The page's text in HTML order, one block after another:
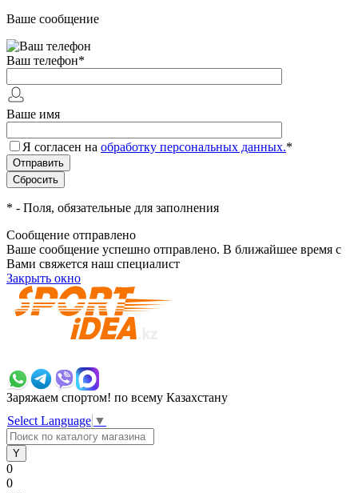
Ваше сообщение
Ваш телефон*
Ваше имя
Я согласен на обработку персональных данных.*
* - Поля, обязательные для заполнения
Сообщение отправлено
Ваше сообщение успешно отправлено. В ближайшее время с
Вами свяжется наш специалист
Закрыть окно
Заряжаем спортом! по всему Казахстану
Select Language ▼
0
0